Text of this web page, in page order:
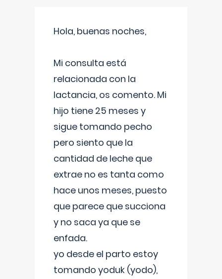
Hola, buenas noches,
Mi consulta está
relacionada con la
lactancia, os comento. Mi
hijo tiene 25 meses y
sigue tomando pecho
pero siento que la
cantidad de leche que
extrae no es tanta como
hace unos meses, puesto
que parece que succiona
y no saca ya que se
enfada.
yo desde el parto estoy
tomando yoduk (yodo),